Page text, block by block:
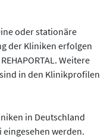
oder stationäre
der Kliniken erfolgen
Weitere
in den Klinikprofilen
in Deutschland
eingesehen werden.